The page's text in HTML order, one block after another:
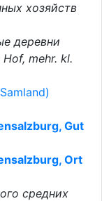
хозяйств
деревни
Hof, mehr. kl.
Gut
Ort
средних